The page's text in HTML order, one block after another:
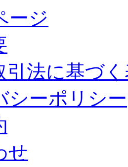
ージ
引法に基づ
シーポリシー
せ